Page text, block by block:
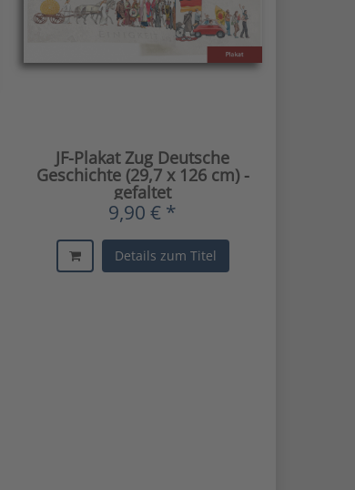
JF-Plakat Zug Deutsche
Geschichte (29,7 x 126 cm) -
gefaltet
9,90 € *
Details zum Titel